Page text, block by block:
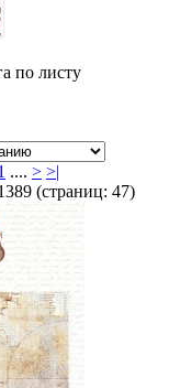
по листу
.... > >|
(страниц: 47)